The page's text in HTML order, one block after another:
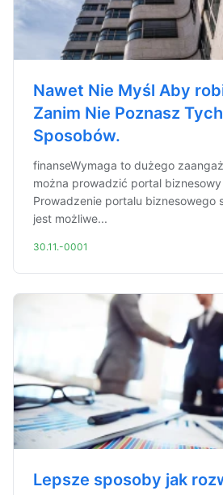
Nawet Nie Myśl Aby
Zanim Nie Poznasz Tych
Sposobów.
finanseWymaga to dużego
można prowadzić portal biznesowy
Prowadzenie portalu biznesowego
jest możliwe...
30.11.-0001
Lepsze sposoby jak